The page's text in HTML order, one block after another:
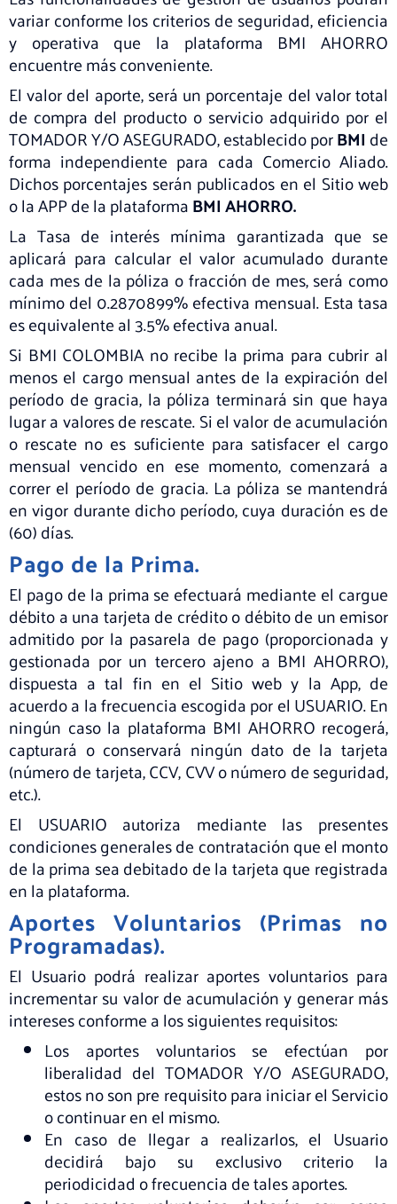
variar conforme los criterios de seguridad, eficiencia
y operativa que la plataforma BMI AHORRO
encuentre más conveniente.
El valor del aporte, será un porcentaje del valor total
de compra del producto o servicio adquirido por el
TOMADOR Y/O ASEGURADO, establecido porBMI de
forma independiente para cada Comercio Aliado.
Dichos porcentajes serán publicados en el Sitio web
o la APP de la plataformaBMI AHORRO.
La Tasa de interés mínima garantizada que se
aplicará para calcular el valor acumulado durante
cada mes de la póliza o fracción de mes, será como
mínimo del 0.2870899% efectiva mensual. Esta tasa
es equivalente al 3.5% efectiva anual.
Si BMI COLOMBIA no recibe la prima para cubrir al
menos el cargo mensual antes de la expiración del
período de gracia, la póliza terminará sin que haya
lugar a valores de rescate. Si el valor de acumulación
o rescate no es suficiente para satisfacer el cargo
mensual vencido en ese momento, comenzará a
correr el período de gracia. La póliza se mantendrá
en vigor durante dicho período, cuya duración es de
(60) días.
Pago de la Prima.
El pago de la prima se efectuará mediante el cargue
débito a una tarjeta de crédito o débito de un emisor
admitido por la pasarela de pago (proporcionada y
gestionada por un tercero ajeno a BMI AHORRO),
dispuesta a tal fin en el Sitio web y la App, de
acuerdo a la frecuencia escogida por el USUARIO. En
ningún caso la plataforma BMI AHORRO recogerá,
capturará o conservará ningún dato de la tarjeta
(número de tarjeta, CCV, CVV o número de seguridad,
etc.).
El USUARIO autoriza mediante las presentes
condiciones generales de contratación que el monto
de la prima sea debitado de la tarjeta que registrada
en la plataforma.
Aportes Voluntarios (Primas no
Programadas).
El Usuario podrá realizar aportes voluntarios para
incrementar su valor de acumulación y generar más
intereses conforme a los siguientes requisitos:
Los aportes voluntarios se efectúan por
liberalidad del TOMADOR Y/O ASEGURADO,
estos no son pre requisito para iniciar el Servicio
o continuar en el mismo.
En caso de llegar a realizarlos, el Usuario
decidirá bajo su exclusivo criterio la
periodicidad o frecuencia de tales aportes.